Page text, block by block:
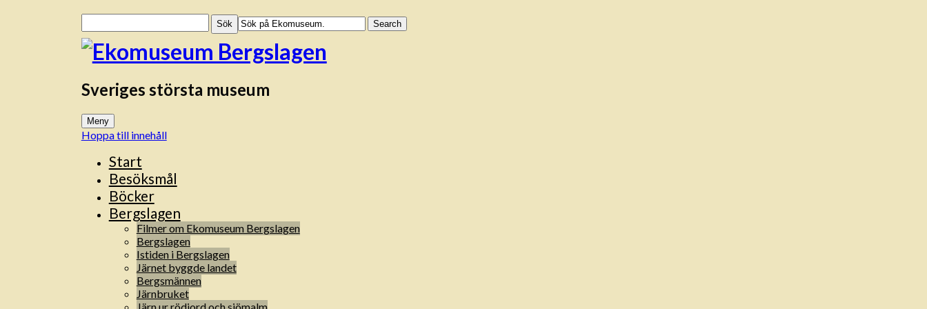
efter:
Sveriges största museum
Meny
Hoppa till innehåll
Start
Besöksmål
Böcker
Bergslagen
Filmer om Ekomuseum Bergslagen
Bergslagen
Istiden i Bergslagen
Järnet byggde landet
Bergsmännen
Järnbruket